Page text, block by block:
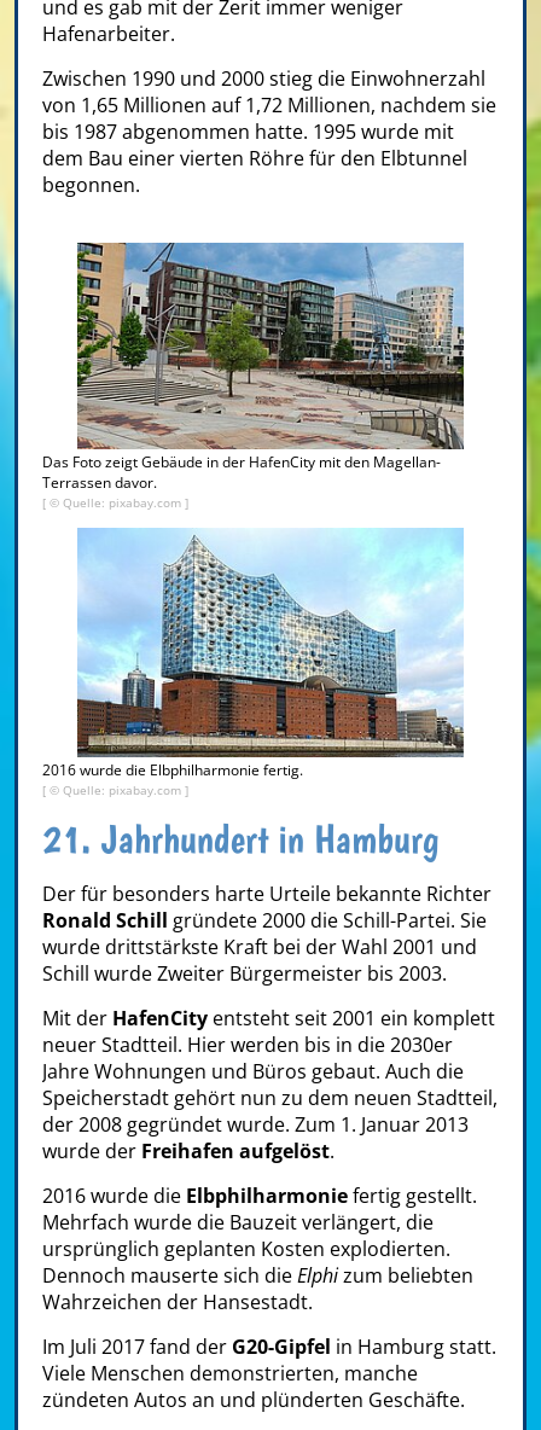
und es gab mit der Zerit immer weniger
Hafenarbeiter.
Zwischen 1990 und 2000 stieg die Einwohnerzahl
von 1,65 Millionen auf 1,72 Millionen, nachdem sie
bis 1987 abgenommen hatte. 1995 wurde mit
dem Bau einer vierten Röhre für den Elbtunnel
begonnen.
Das Foto zeigt Gebäude in der HafenCity mit den Magellan-
Terrassen davor.
[ © Quelle: pixabay.com ]
2016 wurde die Elbphilharmonie fertig.
[ © Quelle: pixabay.com ]
21. Jahrhundert in Hamburg
Der für besonders harte Urteile bekannte Richter
Ronald Schill gründete 2000 die Schill-Partei. Sie
wurde drittstärkste Kraft bei der Wahl 2001 und
Schill wurde Zweiter Bürgermeister bis 2003.
Mit der HafenCity entsteht seit 2001 ein komplett
neuer Stadtteil. Hier werden bis in die 2030er
Jahre Wohnungen und Büros gebaut. Auch die
Speicherstadt gehört nun zu dem neuen Stadtteil,
der 2008 gegründet wurde. Zum 1. Januar 2013
wurde der Freihafen aufgelöst.
2016 wurde die Elbphilharmoniefertig gestellt.
Mehrfach wurde die Bauzeit verlängert, die
ursprünglich geplanten Kosten explodierten.
Dennoch mauserte sich dieElphizum beliebten
Wahrzeichen der Hansestadt.
Im Juli 2017 fand der G20-Gipfel in Hamburg statt.
Viele Menschen demonstrierten, manche
zündeten Autos an und plünderten Geschäfte.